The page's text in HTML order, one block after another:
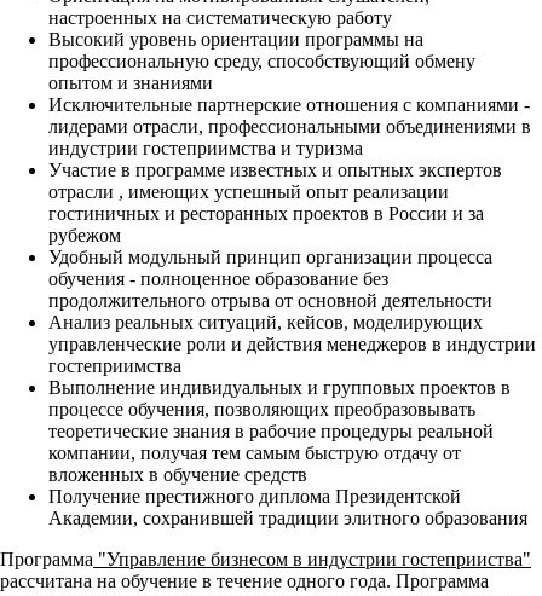
настроенных на систематическую работу
Высокий уровень ориентации программы на
профессиональную среду, способствующий обмену
опытом и знаниями
Исключительные партнерские отношения с компаниями -
лидерами отрасли, профессиональными объединениями в
индустрии гостеприимства и туризма
Участие в программе известных и опытных экспертов
отрасли , имеющих успешный опыт реализации
гостиничных и ресторанных проектов в России и за
рубежом
Удобный модульный принцип организации процесса
обучения - полноценное образование без
продолжительного отрыва от основной деятельности
Анализ реальных ситуаций, кейсов, моделирующих
управленческие роли и действия менеджеров в индустрии
гостеприимства
Выполнение индивидуальных и групповых проектов в
процессе обучения, позволяющих преобразовывать
теоретические знания в рабочие процедуры реальной
компании, получая тем самым быструю отдачу от
вложенных в обучение средств
Получение престижного диплома Президентской
Академии, сохранившей традиции элитного образования
Программа "Управление бизнесом в индустрии гостеприиства"
рассчитана на обучение в течение одного года. Программа